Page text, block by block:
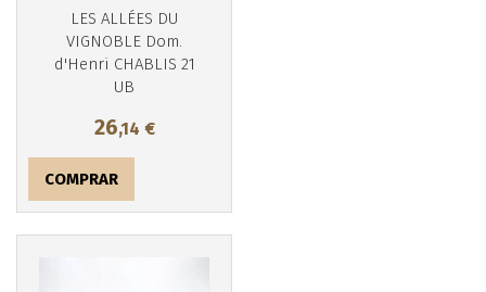
LES ALLÉES DU
VIGNOBLE Dom.
d'Henri CHABLIS 21
UB
26,14 €
COMPRAR
Más info